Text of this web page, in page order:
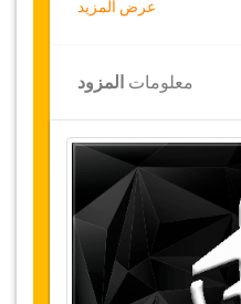
على النقل في جميع أنحاء تركيا ولمدة 12 شهرا،
على النقل، انقر على
" الموجود أعلاه.
تكون ممكنة إذا تم
. يرجى الاتصال بنا
عرض المزيد
معلومات المزود